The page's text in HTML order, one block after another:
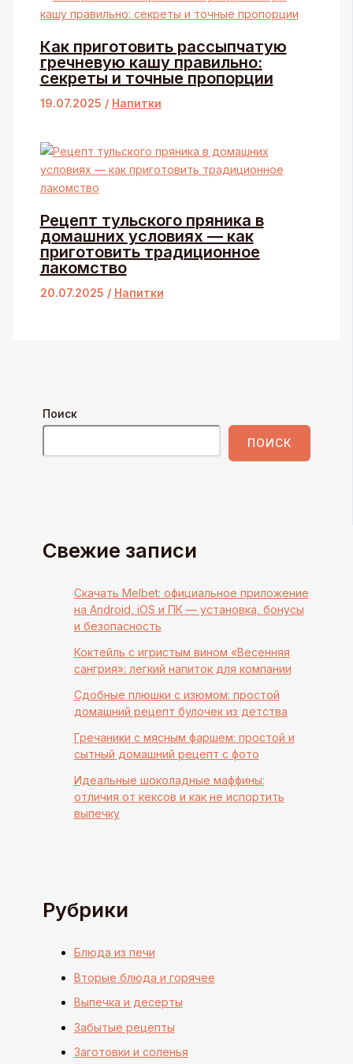
Как приготовить рассыпчатую
гречневую кашу правильно:
секреты и точные пропорции
19.07.2025 / Напитки
Рецепт тульского пряника в
домашних условиях — как
приготовить традиционное
лакомство
20.07.2025 / Напитки
Поиск
ПОИСК
Свежие записи
Скачать Melbet: официальное приложение
на Android, iOS и ПК — установка, бонусы
и безопасность
Коктейль с игристым вином «Весенняя
сангрия»: легкий напиток для компании
Сдобные плюшки с изюмом: простой
домашний рецепт булочек из детства
Гречаники с мясным фаршем: простой и
сытный домашний рецепт с фото
Идеальные шоколадные маффины:
отличия от кексов и как не испортить
выпечку
Рубрики
Блюда из печи
Вторые блюда и горячее
Выпечка и десерты
Забытые рецепты
Заготовки и соленья